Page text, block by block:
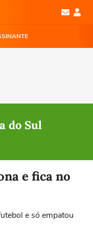
do Sul
e fica no
e só empatou